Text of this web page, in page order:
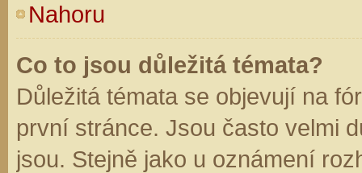
Nahoru
Co to jsou důležitá témata?
Důležitá témata se objevují na
první stránce. Jsou často velmi
jsou. Stejně jako u oznámení